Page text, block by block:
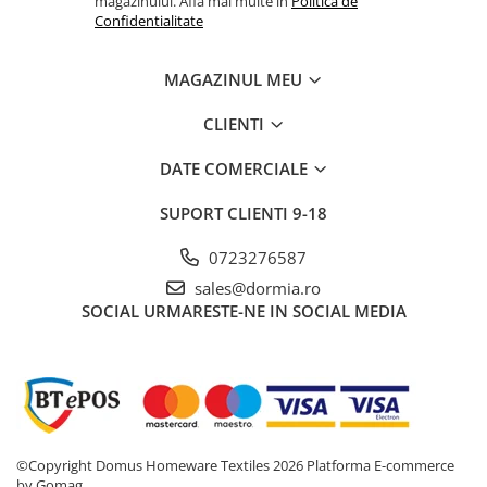
Confidentialitate
MAGAZINUL MEU
CLIENTI
DATE COMERCIALE
SUPORT CLIENTI 9-18
0723276587
sales@dormia.ro
SOCIAL URMARESTE-NE IN SOCIAL MEDIA
©Copyright Domus Homeware Textiles 2026 Platforma E-commerce